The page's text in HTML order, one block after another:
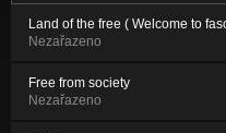
Land of the free ( Welcome to
Nezařazeno
Free from society
Nezařazeno